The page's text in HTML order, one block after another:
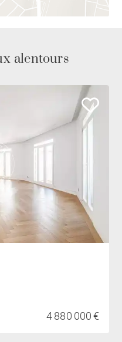
alentours
4 880 000 €